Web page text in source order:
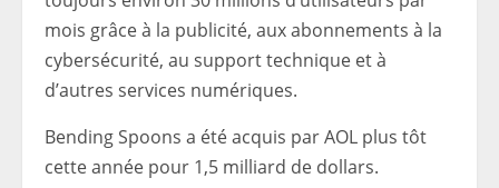
mois grâce à la publicité, aux abonnements à la
cybersécurité, au support technique et à
d’autres services numériques.
Bending Spoons a été acquis par AOL plus tôt
cette année pour 1,5 milliard de dollars.